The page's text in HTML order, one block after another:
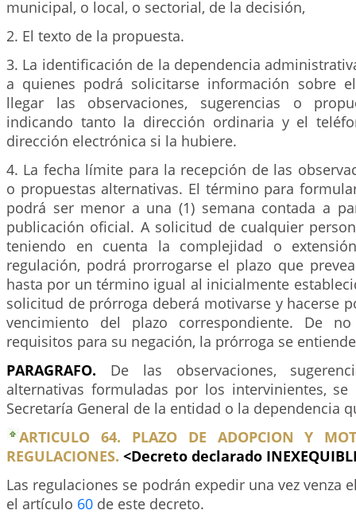
municipal, o local, o sectorial, de la decisión,
2. El texto de la propuesta.
3. La identificación de la dependencia
a quienes podrá solicitarse información sobre
llegar las observaciones, sugerencias o
indicando tanto la dirección ordinaria y el
dirección electrónica si la hubiere.
4. La fecha límite para la recepción de las
o propuestas alternativas. El término para
podrá ser menor a una (1) semana contada a
publicación oficial. A solicitud de cualquier
teniendo en cuenta la complejidad o
regulación, podrá prorrogarse el plazo que
hasta por un término igual al inicialmente
solicitud de prórroga deberá motivarse y hacerse
vencimiento del plazo correspondiente. De no
requisitos para su negación, la prórroga se
PARAGRAFO. De las observaciones,
alternativas formuladas por los intervinientes,
Secretaría General de la entidad o la dependencia
ARTICULO 64. PLAZO DE ADOPCION Y
REGULACIONES. <Decreto declarado
Las regulaciones se podrán expedir una vez venza
el artículo 60 de este decreto.